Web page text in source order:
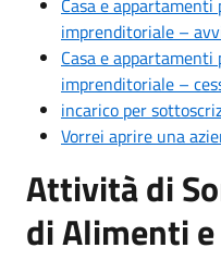
imprenditoriale –
Casa e
imprenditoriale –
incarico per
Vorrei aprire una
Attività di
di Alimenti